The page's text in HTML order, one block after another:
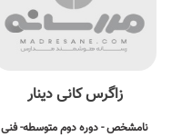
زاگرس کانی دینار
نامشخص - دوره دوم متوسطه- فنی